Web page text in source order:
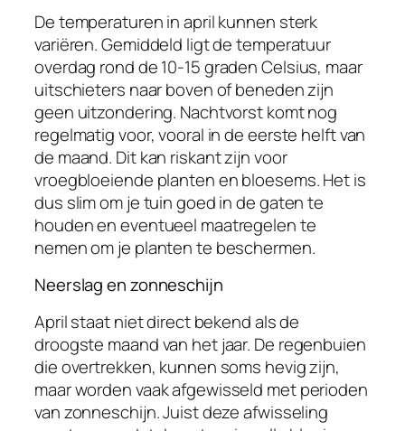
De temperaturen in april kunnen sterk
variëren. Gemiddeld ligt de temperatuur
overdag rond de 10-15 graden Celsius, maar
uitschieters naar boven of beneden zijn
geen uitzondering. Nachtvorst komt nog
regelmatig voor, vooral in de eerste helft van
de maand. Dit kan riskant zijn voor
vroegbloeiende planten en bloesems. Het is
dus slim om je tuin goed in de gaten te
houden en eventueel maatregelen te
nemen om je planten te beschermen.
Neerslag en zonneschijn
April staat niet direct bekend als de
droogste maand van het jaar. De regenbuien
die overtrekken, kunnen soms hevig zijn,
maar worden vaak afgewisseld met perioden
van zonneschijn. Juist deze afwisseling